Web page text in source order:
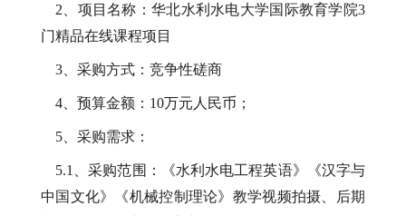
2、项目名称： 华北水利水电大学国际教育学院3
门精品在线课程项目
3、采购方式：竞争性磋商
4、预算金额：10万元人民币；
5、采购需求：
5.1、采购范围：《水利水电工程英语》《汉字与
中国文化》《机械控制理论》教学视频拍摄、后期